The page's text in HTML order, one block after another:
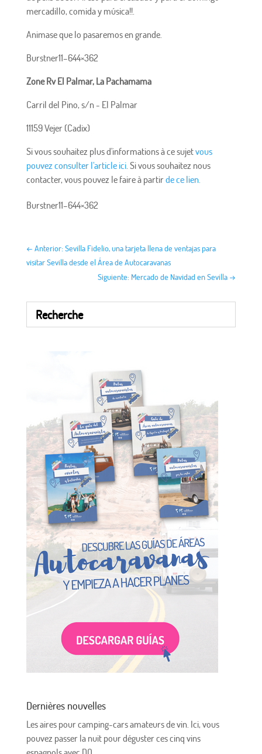
mercadillo, comida y música!!.
Animase que lo pasaremos en grande.
Burstner11–644×362
Zone Rv El Palmar, La Pachamama
Carril del Pino, s/n - El Palmar
11159 Vejer (Cadix)
Si vous souhaitez plus d'informations à ce sujetvous
pouvez consulter l'article ici. Si vous souhaitez nous
contacter, vous pouvez le faire à partirde ce lien.
Burstner11–644×362
← Anterior: Sevilla Fidelio, una tarjeta llena de ventajas para
visitar Sevilla desde el Área de Autocaravanas
Siguiente: Mercado de Navidad en Sevilla →
Dernières nouvelles
Les aires pour camping-cars amateurs de vin. Ici, vous
pouvez passer la nuit pour déguster ces cinq vins